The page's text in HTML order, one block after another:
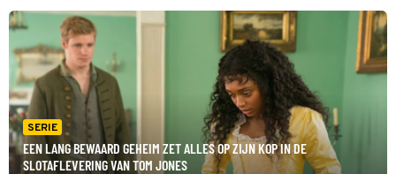
SERIE
EEN LANG BEWAARD GEHEIM ZET ALLES OP ZIJN KOP IN DE
SLOTAFLEVERING VAN TOM JONES